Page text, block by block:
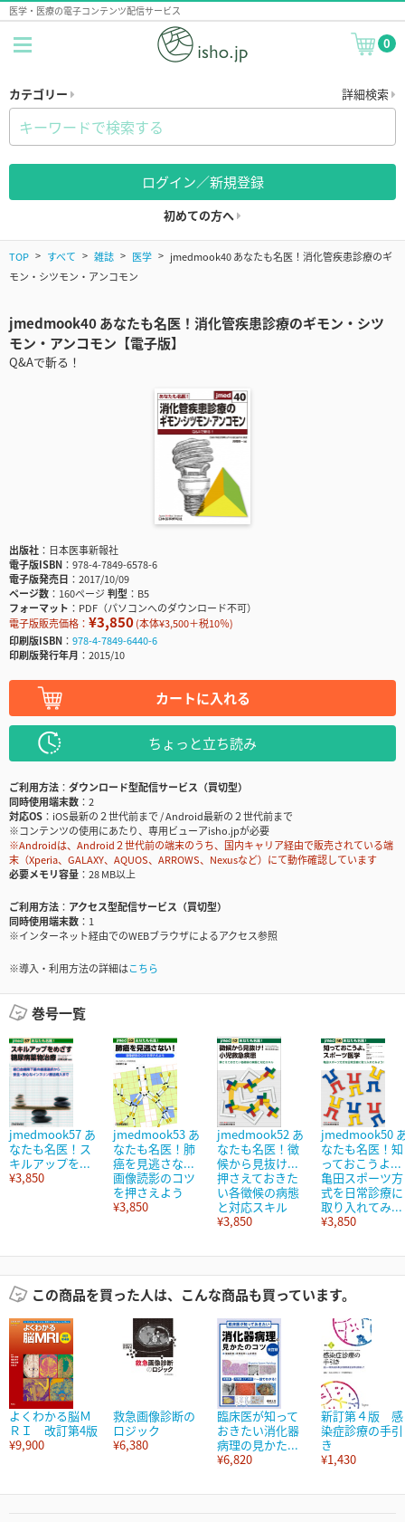
医学・医療の電子コンテンツ配信サービス
0
カテゴリー 詳細検索
ログイン／新規登録
初めての方へ
TOP すべて 雑誌 医学
jmedmook40 あなたも名医！消化管疾患診療のギ
モン・シツモン・アンコモン
jmedmook40 あなたも名医！消化管疾患診療のギモン・シツ
モン・アンコモン【電子版】
Q&Aで斬る！
出版社
日本医事新報社
電子版ISBN
978-4-7849-6578-6
電子版発売日
2017/10/09
ページ数
160ページ判型
B5
フォーマット
PDF（パソコンへのダウンロード不可）
電子版販売価格： ¥3,850(本体¥3,500＋税10％)
印刷版ISBN
978-4-7849-6440-6
印刷版発行年月
2015/10
カートに入れる
ちょっと立ち読み
ご利用方法
ダウンロード型配信サービス（買切型）
同時使用端末数
2
対応OS
iOS最新の２世代前まで / Android最新の２世代前まで
※コンテンツの使用にあたり、専用ビューアisho.jpが必要
※Androidは、Android２世代前の端末のうち、国内キャリア経由で販売されている端
末（Xperia、GALAXY、AQUOS、ARROWS、Nexusなど）にて動作確認しています
必要メモリ容量
28 MB以上
ご利用方法
アクセス型配信サービス（買切型）
同時使用端末数
1
※インターネット経由でのWEBブラウザによるアクセス参照
※導入・利用方法の詳細はこちら
巻号一覧
jmedmook57 あ
なたも名医！ス
キルアップを...
¥3,850
jmedmook53 あ
なたも名医！肺
癌を見逃さな...
画像読影のコツ
を押さえよう
¥3,850
jmedmook52 あ
なたも名医！徴
候から見抜け...
押さえておきた
い各徴候の病態
と対応スキル
¥3,850
jmedmook50
なたも名医！知
っておこうよ...
亀田スポーツ方
式を日常診療に
取り入れてみ...
¥3,850
この商品を買った人は、こんな商品も買っています。
よくわかる脳Ｍ
ＲＩ 改訂第4版
¥9,900
救急画像診断の
ロジック
¥6,380
臨床医が知って
おきたい消化器
病理の見かた...
¥6,820
新訂第４版 感
染症診療の手引
き
¥1,430